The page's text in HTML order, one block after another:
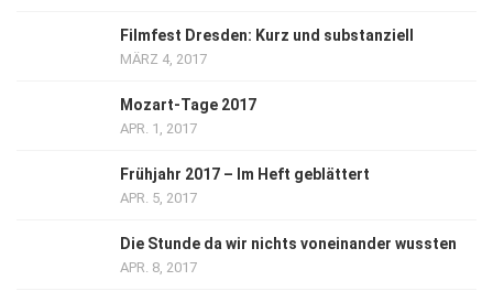
Filmfest Dresden: Kurz und substanziell
MÄRZ 4, 2017
Mozart-Tage 2017
APR. 1, 2017
Frühjahr 2017 – Im Heft geblättert
APR. 5, 2017
Die Stunde da wir nichts voneinander wussten
APR. 8, 2017